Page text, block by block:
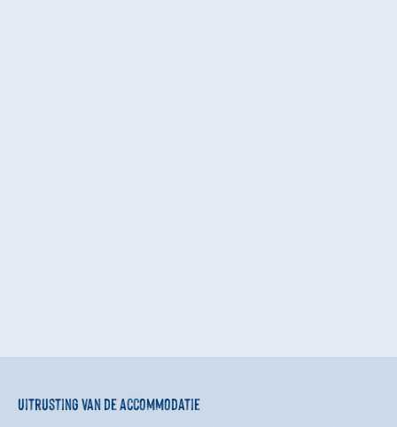
Uitrusting van de accommodatie